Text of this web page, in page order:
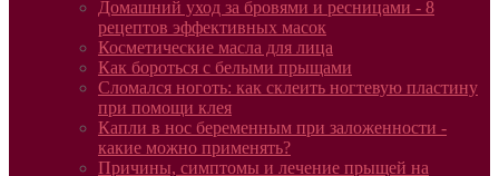
Домашний уход за бровями и ресницами - 8
рецептов эффективных масок
Косметические масла для лица
Как бороться с белыми прыщами
Сломался ноготь: как склеить ногтевую пластину
при помощи клея
Капли в нос беременным при заложенности -
какие можно применять?
Причины, симптомы и лечение прыщей на